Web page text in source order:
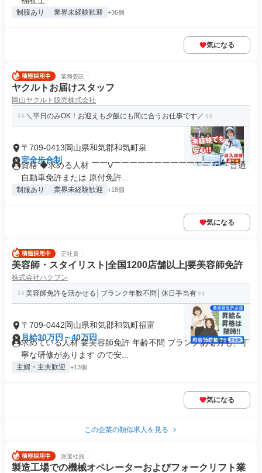
制服あり 業界未経験歓迎 +36個
気になる
業務委託
ヤクルトお届けスタッフ
岡山ヤクルト販売株式会社
＼平日のみOK！お迎えも夕飯にも間に合うお仕事です／
〒709-0413岡山県和気郡和気町泉
完全歩合制
資格 ◆求める人材 ￣￣V￣￣￣￣￣￣￣￣￣￣￣￣￣￣ 普通
自動車免許または 原付免許...
制服あり 業界未経験歓迎 +18個
気になる
正社員
美容師・スタイリスト|全国1200店舗以上|要美容師免許
株式会社ハクブン
美容師免許を活かせる│ブランク年数不問│休日手当有
〒709-0442岡山県和気郡和気町福富
月給30万円～40万円
求めている人材 要美容師免許 年齢不問 ブランクある方も、丁
寧な研修があります ので安...
主婦・主夫歓迎 +13個
気になる
この企業の類似求人を見る
派遣社員
製造工場での機械オペレーターおよびフォークリフト業